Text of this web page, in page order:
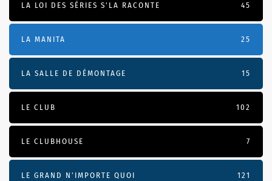
LA LOI DES SÉRIES S'LA RACONTE 45
LA MANITA 25
LA SALLE DE DÉMONTAGE 15
LE CLUB 102
LE CLUBHOUSE 7
LE GRAND N’IMPORTE QUOI 121